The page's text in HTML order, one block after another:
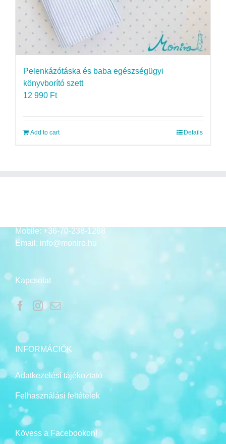
Pelenkázótáska és baba egészségügyi
könyvborító szett
12 990 Ft
Add to cart Details
Mobile: +36-70-238-1268
Email: info@moniro.hu
Kapcsolat
INFORMÁCIÓK
Adatkezelési tájékoztató
Felhasználási feltételek
Kövess a Facebookon!